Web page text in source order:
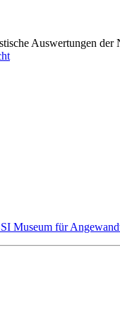
Auswertungen
Museum für